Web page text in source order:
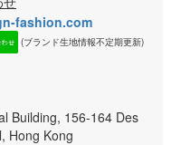
fashion.com
(ブランド生地情報不定期更新)
Building, 156-164 Des
Hong Kong